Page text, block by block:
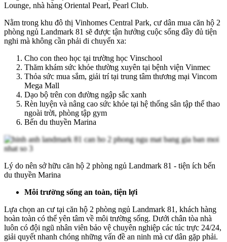
Lounge, nhà hàng Oriental Pearl, Pearl Club.
Nằm trong khu đô thị Vinhomes Central Park, cư dân mua căn hộ 2
phòng ngủ Landmark 81 sẽ được tận hưởng cuộc sống đầy đủ tiện
nghi mà không cần phải di chuyển xa:
Cho con theo học tại trường học Vinschool
Thăm khám sức khỏe thường xuyên tại bệnh viện Vinmec
Thỏa sức mua sắm, giải trí tại trung tâm thương mại Vincom
Mega Mall
Dạo bộ trên con đường ngập sắc xanh
Rèn luyện và nâng cao sức khỏe tại hệ thống sân tập thể thao
ngoài trời, phòng tập gym
Bến du thuyền Marina
Lý do nên sở hữu căn hộ 2 phòng ngủ Landmark 81 - tiện ích bến
du thuyền Marina
Môi trường sống an toàn, tiện lợi
Lựa chọn an cư tại căn hộ 2 phòng ngủ Landmark 81, khách hàng
hoàn toàn có thể yên tâm về môi trường sống. Dưới chân tòa nhà
luôn có đội ngũ nhân viên bảo vệ chuyên nghiệp các túc trực 24/24,
giải quyết nhanh chóng những vấn đề an ninh mà cư dân gặp phải.